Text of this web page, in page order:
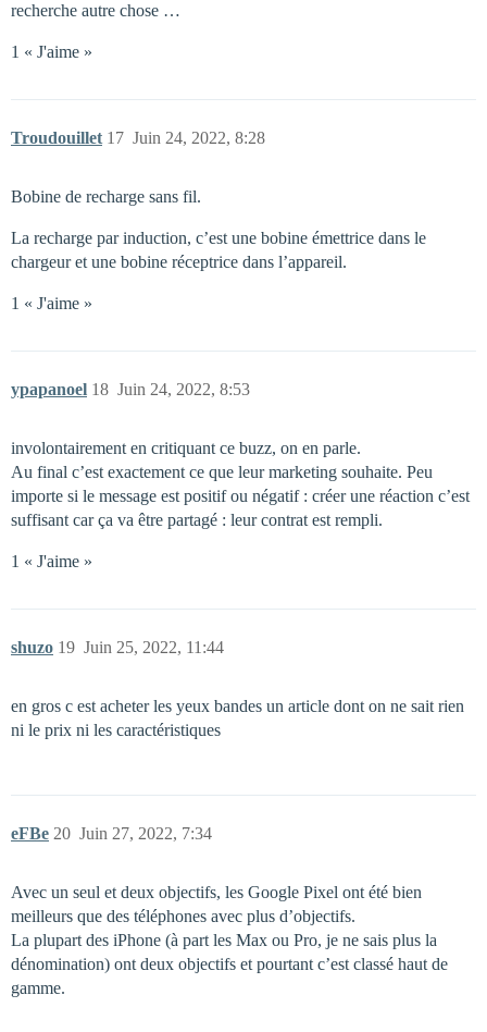
recherche autre chose …
1 « J'aime »
Troudouillet Juin 24, 2022, 8:28
17
Bobine de recharge sans fil.
La recharge par induction, c’est une bobine émettrice dans le
chargeur et une bobine réceptrice dans l’appareil.
1 « J'aime »
ypapanoel Juin 24, 2022, 8:53
18
involontairement en critiquant ce buzz, on en parle.
Au final c’est exactement ce que leur marketing souhaite. Peu
importe si le message est positif ou négatif : créer une réaction c’est
suffisant car ça va être partagé : leur contrat est rempli.
1 « J'aime »
shuzo Juin 25, 2022, 11:44
19
en gros c est acheter les yeux bandes un article dont on ne sait rien
ni le prix ni les caractéristiques
eFBe Juin 27, 2022, 7:34
20
Avec un seul et deux objectifs, les Google Pixel ont été bien
meilleurs que des téléphones avec plus d’objectifs.
La plupart des iPhone (à part les Max ou Pro, je ne sais plus la
dénomination) ont deux objectifs et pourtant c’est classé haut de
gamme.